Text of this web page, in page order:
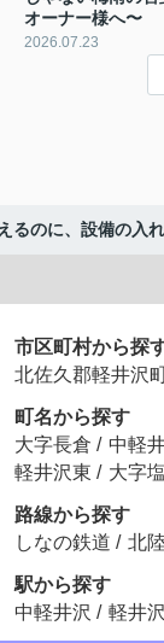
オーナー様へ〜
2026.07.23
るのに、設備の入
市区町村から探
北佐久郡軽井沢
町名から探す
大字長倉 / 中軽
軽井沢東 / 大字
路線から探す
しなの鉄道 / 北
駅から探す
中軽井沢 / 軽井沢